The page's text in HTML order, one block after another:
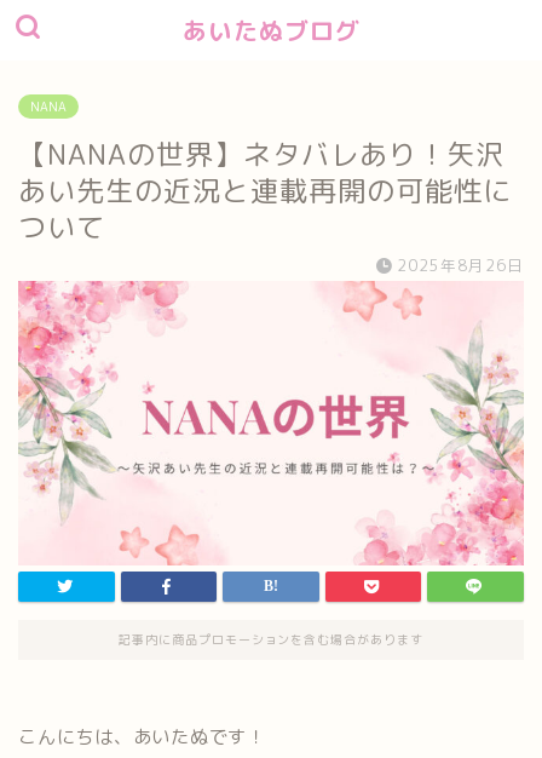
あいたぬブログ
NANA
【NANAの世界】ネタバレあり！矢沢
あい先生の近況と連載再開の可能性に
ついて
2025年8月26日
記事内に商品プロモーションを含む場合があります
こんにちは、あいたぬです！